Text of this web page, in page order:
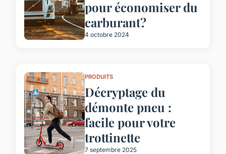
pour économiser du
carburant?
4 octobre 2024
PRODUITS
Décryptage du
démonte pneu :
facile pour votre
trottinette
7 septembre 2025